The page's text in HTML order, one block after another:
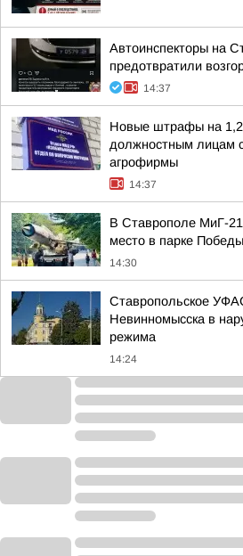
Автоинспекторы на
предотвратили
14:37
Новые штрафы на
должностным лицам
агрофирмы
14:37
В Ставрополе МиГ-
место в парке Победы
14:30
Ставропольское
Невинномысска в
режима
14:24